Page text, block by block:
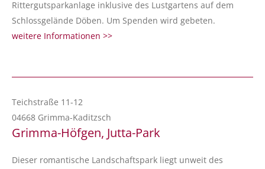
Rittergutsparkanlage inklusive des Lustgartens auf dem
Schlossgelände Döben. Um Spenden wird gebeten.
weitere Informationen >>
Teichstraße 11-12
04668 Grimma-Kaditzsch
Grimma-Höfgen, Jutta-Park
Dieser romantische Landschaftspark liegt unweit des